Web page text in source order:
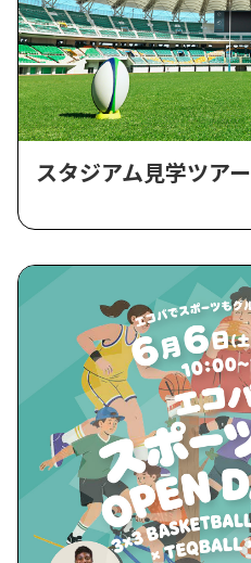
スタジアム見学ツアー